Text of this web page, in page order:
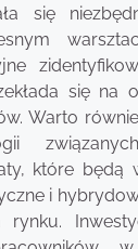
się
się na
Warto
które będą
i
rynku.